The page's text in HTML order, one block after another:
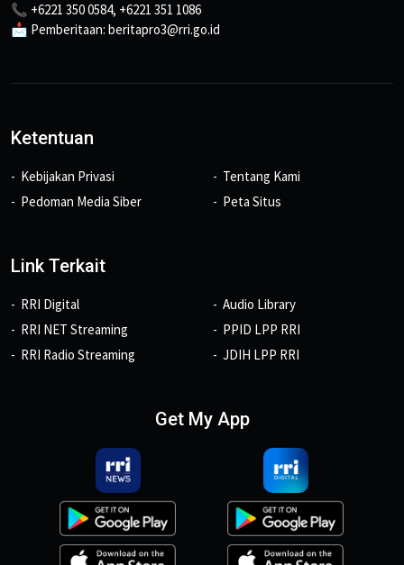
📞 +6221 350 0584, +6221 351 1086
📩 Pemberitaan: beritapro3@rri.go.id
Ketentuan
Kebijakan Privasi
Pedoman Media Siber
Tentang Kami
Peta Situs
Link Terkait
RRI Digital
RRI NET Streaming
RRI Radio Streaming
Audio Library
PPID LPP RRI
JDIH LPP RRI
Get My App